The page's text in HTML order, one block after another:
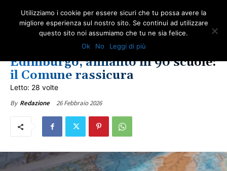
SCUOLA ULTIME NOTIZIE
Edimburgo, amianto in 90 scuole:
il Comune rassicura
Letto: 28 volte
By Redazione 26 Febbraio 2026
Utilizziamo i cookie per essere sicuri che tu possa avere la
migliore esperienza sul nostro sito. Se continui ad utilizzare
questo sito noi assumiamo che tu ne sia felice.
Ok
No Leggi di più